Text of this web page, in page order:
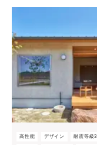
高性能 デザイン 耐震等級3